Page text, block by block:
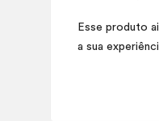
Esse produto
a sua